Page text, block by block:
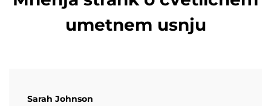
umetnem usnju
Sarah Johnson